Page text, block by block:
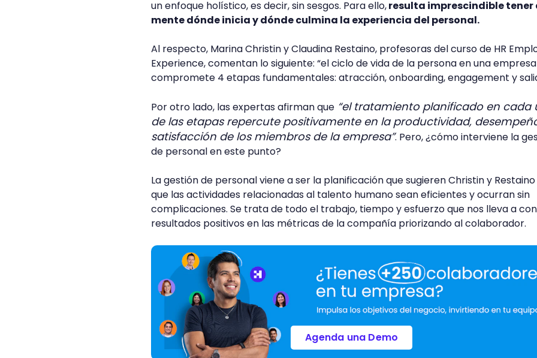
un enfoque holístico, es decir, sin sesgos. Para ello,resulta imprescindible tener
mente dónde inicia y dónde culmina la experiencia del personal.
Al respecto, Marina Christin y Claudina Restaino, profesoras del curso de HR
Experience, comentan lo siguiente: “el ciclo de vida de la persona en una empresa
compromete 4 etapas fundamentales: atracción, onboarding, engagement y
Por otro lado, las expertas afirman que “el tratamiento planificado en cada
de las etapas repercute positivamente en la productividad,
satisfacción de los miembros de la empresa”. Pero, ¿cómo interviene la
de personal en este punto?
La gestión de personal viene a ser la planificación que sugieren Christin y
que las actividades relacionadas al talento humano sean eficientes y ocurran sin
complicaciones. Se trata de todo el trabajo, tiempo y esfuerzo que nos lleva a
resultados positivos en las métricas de la compañía priorizando al colaborador.
Agenda una Demo